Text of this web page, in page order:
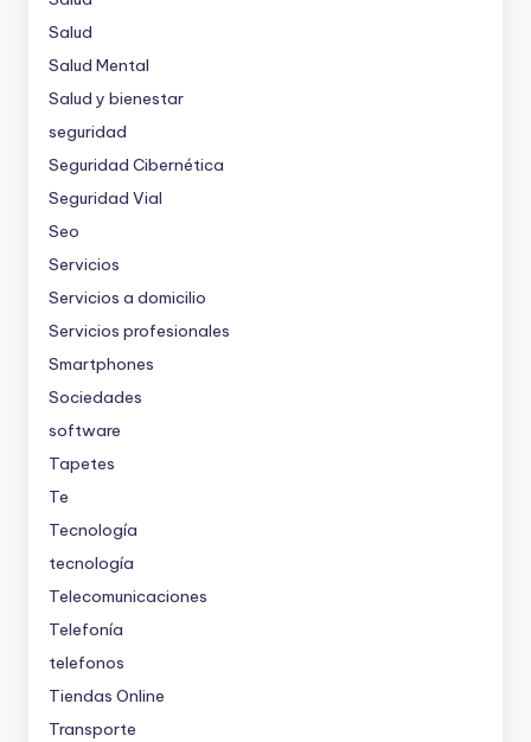
Salud
Salud Mental
Salud y bienestar
seguridad
Seguridad Cibernética
Seguridad Vial
Seo
Servicios
Servicios a domicilio
Servicios profesionales
Smartphones
Sociedades
software
Tapetes
Te
Tecnología
tecnología
Telecomunicaciones
Telefonía
telefonos
Tiendas Online
Transporte